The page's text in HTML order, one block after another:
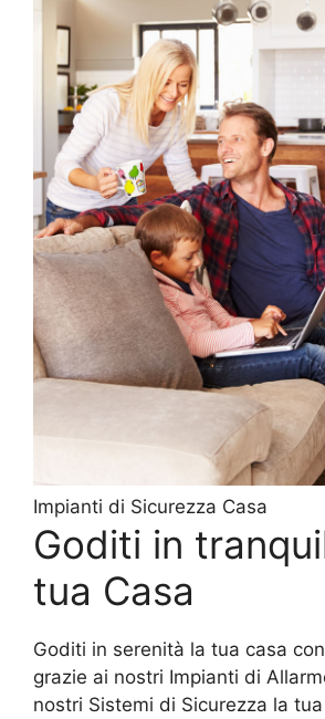
Impianti di Sicurezza Casa
Goditi in
tua Casa
Goditi in serenità la tua casa
grazie ai nostri Impianti di
nostri Sistemi di Sicurezza la